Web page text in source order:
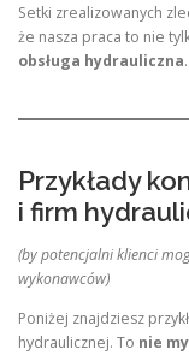
Setki zrealizowanych
że nasza praca to nie
obsługa hydrauliczna.
Przykłady
i firm
(by potencjalni klienci
wykonawców)
Poniżej znajdziesz
hydraulicznej. To nie my